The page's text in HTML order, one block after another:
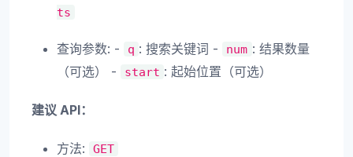
ts
查询参数: - q : 搜索关键词 - num : 结果数量
（可选） -
start : 起始位置（可选）
建议 API：
方法: GET